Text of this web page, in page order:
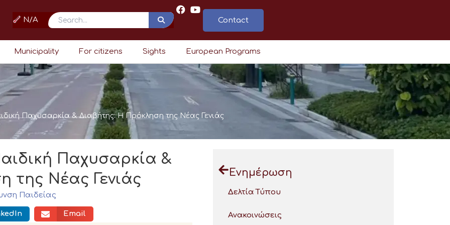
N/A Search Contact
Municipality For citizens Sights European Programs
Παχυσαρκία & Διαβήτης: Η Πρόκληση της Νέας Γενιάς
Παχυσαρκία &
της Νέας Γενιάς
Παιδείας
Email
Ενημέρωση
Δελτία Τύπου
Ανακοινώσεις